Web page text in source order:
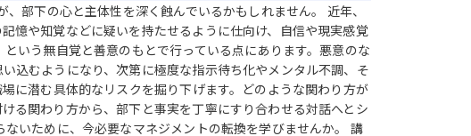
部下の心と主体性を深く蝕んでいるかもしれません。 近年、
憶や知覚などに疑いを持たせるように仕向け、自信や現実感覚
いう無自覚と善意のもとで行っている点にあります。悪意のな
込むようになり、次第に極度な指示待ち化やメンタル不調、そ
に潜む具体的なリスクを掘り下げます。どのような関わり方が
る関わり方から、部下と事実を丁寧にすり合わせる対話へとシ
いために、今必要なマネジメントの転換を学びませんか。 講